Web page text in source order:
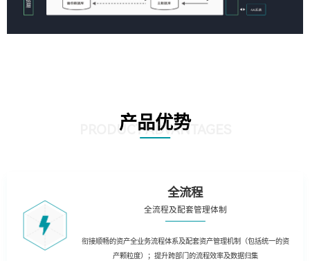
产品优势
PRODUCT ADVANTAGES
全流程
全流程及配套管理体制
衔接顺畅的资产全业务流程体系及配套资产管理机制（包括统一的资
产颗粒度）；提升跨部门的流程效率及数据归集